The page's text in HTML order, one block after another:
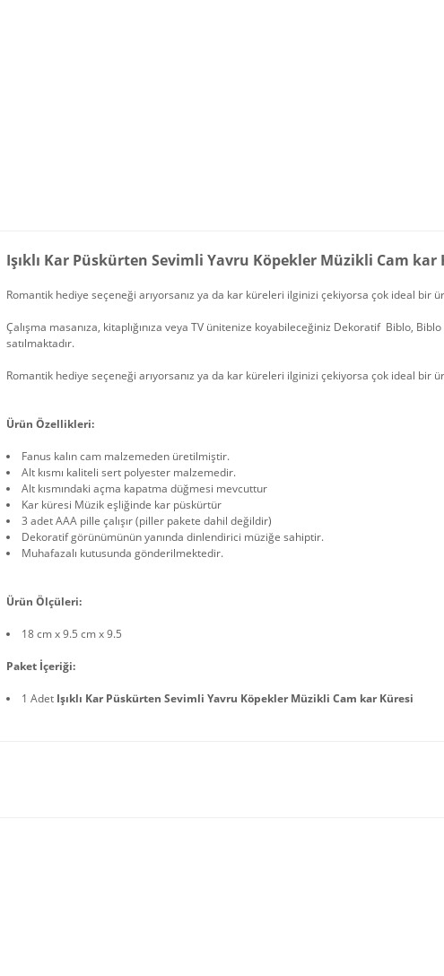
Işıklı Kar Püskürten Sevimli Yavru Köpekler Müzikli Cam
Romantik hediye seçeneği arıyorsanız ya da kar küreleri ilginizi çekiyorsa çok ideal bir
Çalışma masanıza, kitaplığınıza veya TV ünitenize koyabileceğiniz Dekoratif Biblo,
satılmaktadır.
Romantik hediye seçeneği arıyorsanız ya da kar küreleri ilginizi çekiyorsa çok ideal bir
Ürün Özellikleri:
Fanus kalın cam malzemeden üretilmiştir.
Alt kısmı kaliteli sert polyester malzemedir.
Alt kısmındaki açma kapatma düğmesi mevcuttur
Kar küresi Müzik eşliğinde kar püskürtür
3 adet AAA pille çalışır (piller pakete dahil değildir)
Dekoratif görünümünün yanında dinlendirici müziğe sahiptir.
Muhafazalı kutusunda gönderilmektedir.
Ürün Ölçüleri:
18 cm x 9.5 cm x 9.5
Paket İçeriği:
1 Adet Işıklı Kar Püskürten Sevimli Yavru Köpekler Müzikli Cam kar Küresi